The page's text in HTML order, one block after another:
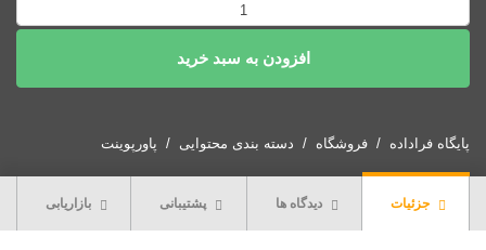
ظرفیت
موجود
مصوبه
درآمدها
افزودن به سبد خرید
پایگاه فراداده فروشگاه دسته بندی محتوایی پاورپوینت
جزئیات دیدگاه ها پشتیبانی بازاریابی